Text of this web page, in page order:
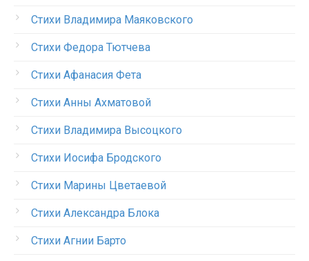
Стихи Владимира Маяковского
Стихи Федора Тютчева
Стихи Афанасия Фета
Стихи Анны Ахматовой
Стихи Владимира Высоцкого
Стихи Иосифа Бродского
Стихи Марины Цветаевой
Стихи Александра Блока
Стихи Агнии Барто